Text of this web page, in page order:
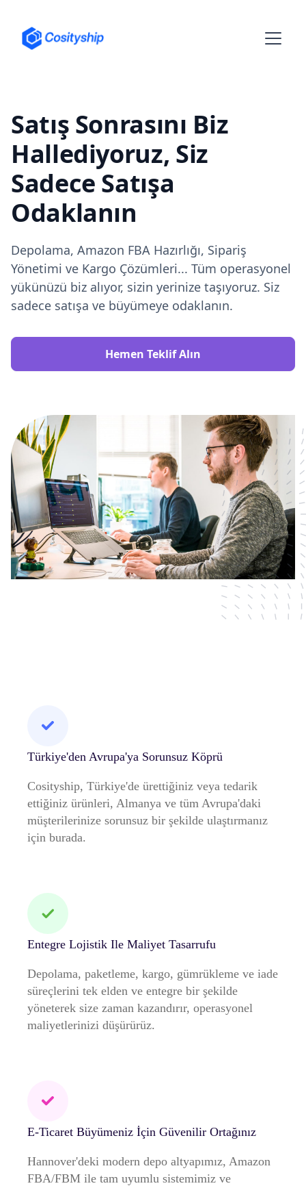
Satış Sonrasını Biz
Hallediyoruz, Siz
Sadece Satışa
Odaklanın
Depolama, Amazon FBA Hazırlığı, Sipariş
Yönetimi ve Kargo Çözümleri... Tüm operasyonel
yükünüzü biz alıyor, sizin yerinize taşıyoruz. Siz
sadece satışa ve büyümeye odaklanın.
Hemen Teklif Alın
Türkiye'den Avrupa'ya Sorunsuz Köprü
Cosityship, Türkiye'de ürettiğiniz veya tedarik
ettiğiniz ürünleri, Almanya ve tüm Avrupa'daki
müşterilerinize sorunsuz bir şekilde ulaştırmanız
için burada.
Entegre Lojistik Ile Maliyet Tasarrufu
Depolama, paketleme, kargo, gümrükleme ve iade
süreçlerini tek elden ve entegre bir şekilde
yöneterek size zaman kazandırır, operasyonel
maliyetlerinizi düşürürüz.
E-Ticaret Büyümeniz İçin Güvenilir Ortağınız
Hannover'deki modern depo altyapımız, Amazon
FBA/FBM ile tam uyumlu sistemimiz ve